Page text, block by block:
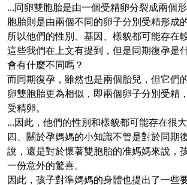
...同卵雙胞胎是由一個受精卵分裂成兩個
胞胎則是由兩個不同的卵子分別受精形成的
所以他們的性別、基因、樣貌都可能存在
這些我們在上文有提到，但是同期復孕是
會有什麼不同嗎？
而同期復孕，雖然也是兩個胎兒，但它們
卵雙胞胎更為相似，即兩個卵子分別受精
受精卵。
...因此，他們的性別和樣貌都可能存在很大
四、關於孕媽媽的小知識不管是對於同期
說，還是對於懷著雙胞胎的准媽媽來說，
一份意外的驚喜。
因此，孩子對準媽媽的身體也提出了一些要